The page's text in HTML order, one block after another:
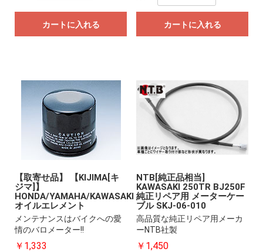
カートに入れる カートに入れる
【取寄せ品】 【KIJIMA[キ
ジマ]】
HONDA/YAMAHA/KAWASAKI
オイルエレメント
メンテナンスはバイクへの愛
情のバロメーター!!
￥1,333
NTB[純正品相当]
KAWASAKI 250TR BJ250F
純正リペア用 メーターケー
ブル SKJ-06-010
高品質な純正リペア用メーカ
ーNTB社製
￥1,450